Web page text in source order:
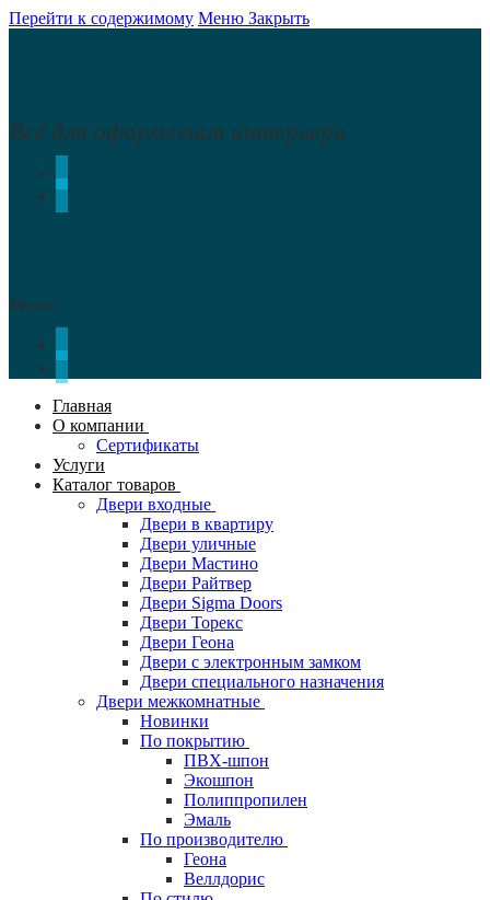
Перейти к содержимому Меню Закрыть
Всё для оформления интерьера
Меню
Главная
О компании
Сертификаты
Услуги
Каталог товаров
Двери входные
Двери в квартиру
Двери уличные
Двери Мастино
Двери Райтвер
Двери Sigma Doors
Двери Торекс
Двери Геона
Двери с электронным замком
Двери специального назначения
Двери межкомнатные
Новинки
По покрытию
ПВХ-шпон
Экошпон
Полиппропилен
Эмаль
По производителю
Геона
Веллдорис